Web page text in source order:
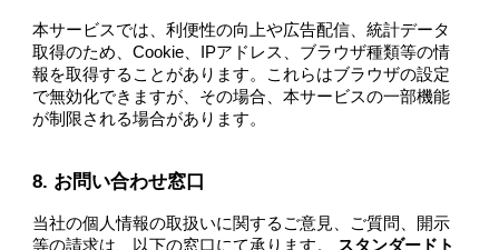
本サービスでは、利便性の向上や広告配信、統計データ
取得のため、Cookie、IPアドレス、ブラウザ種類等の情
報を取得することがあります。これらはブラウザの設定
で無効化できますが、その場合、本サービスの一部機能
が制限される場合があります。
8. お問い合わせ窓口
当社の個人情報の取扱いに関するご意見、ご質問、開示
等の請求は、以下の窓口にて承ります。 スタンダードト